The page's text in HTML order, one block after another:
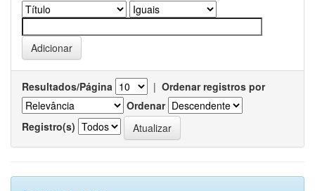
Resultados/Página | Ordenar registros por
Ordenar
Registro(s)